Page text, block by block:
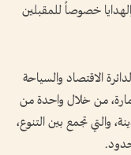
خصوصاً للمقبلين
الاقتصاد والسياحة
من خلال واحدة من
والتي تجمع بين التنوع،